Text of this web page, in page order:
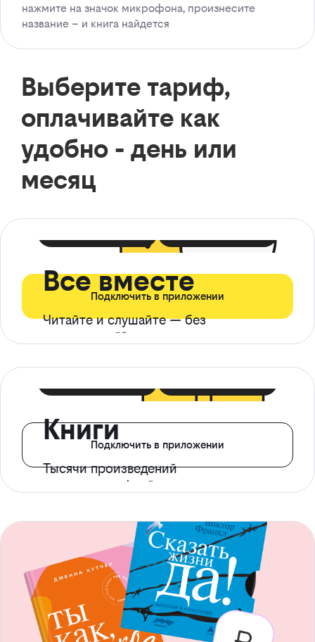
нажмите на значок микрофона, произнесите
название – и книга найдется
Выберите тариф,
оплачивайте как
удобно - день или
месяц
Все вместе
Читайте и слушайте — без
ограничений*
Подключить в приложении
Книги
Тысячи произведений
с доступом офлайн
Подключить в приложении